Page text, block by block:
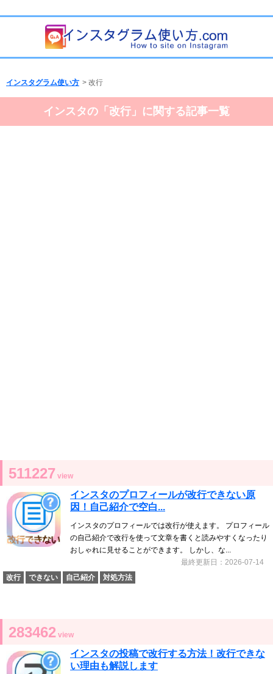
インスタグラム使い方 > 改行
インスタの「改行」に関する記事一覧
511227 view
インスタのプロフィールが改行できない原
因！自己紹介で空白...
インスタのプロフィールでは改行が使えます。 プロフィール
の自己紹介で改行を使って文章を書くと読みやすくなったり
おしゃれに見せることができます。 しかし、な...
最終更新日：2026-07-14
改行
できない 自己紹介 対処方法
283462 view
インスタの投稿で改行する方法！改行できな
い理由も解説します